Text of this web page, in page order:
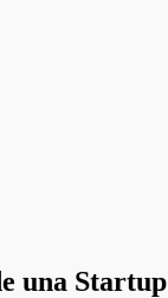
una Startup